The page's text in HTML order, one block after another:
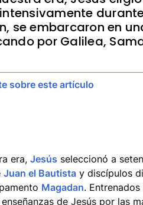
se embarcaron en
por Galilea,
sobre este artículo
era, Jesús seleccionó a
Juan el Bautista y discípulos
Magadan.
de Jesús por las